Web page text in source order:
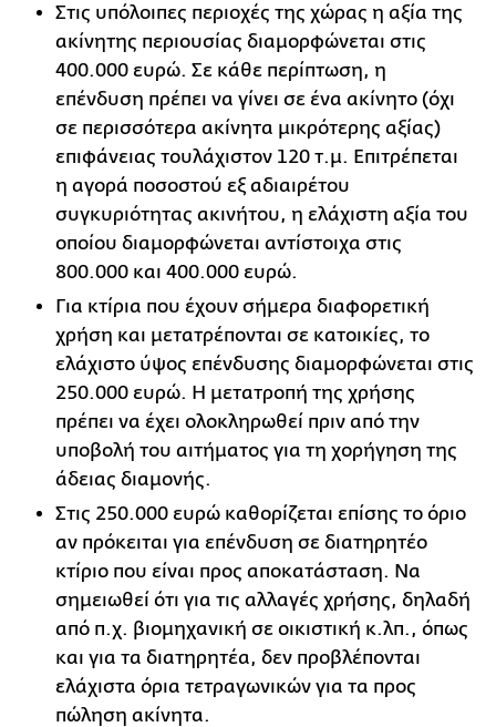
Στις υπόλοιπες περιοχές της χώρας η αξία της
ακίνητης περιουσίας διαμορφώνεται στις
400.000 ευρώ. Σε κάθε περίπτωση, η
επένδυση πρέπει να γίνει σε ένα ακίνητο (όχι
σε περισσότερα ακίνητα μικρότερης αξίας)
επιφάνειας τουλάχιστον 120 τ.μ. Επιτρέπεται
η αγορά ποσοστού εξ αδιαιρέτου
συγκυριότητας ακινήτου, η ελάχιστη αξία του
οποίου διαμορφώνεται αντίστοιχα στις
800.000 και 400.000 ευρώ.
Για κτίρια που έχουν σήμερα διαφορετική
χρήση και μετατρέπονται σε κατοικίες, το
ελάχιστο ύψος επένδυσης διαμορφώνεται στις
250.000 ευρώ. Η μετατροπή της χρήσης
πρέπει να έχει ολοκληρωθεί πριν από την
υποβολή του αιτήματος για τη χορήγηση της
άδειας διαμονής.
Στις 250.000 ευρώ καθορίζεται επίσης το όριο
αν πρόκειται για επένδυση σε διατηρητέο
κτίριο που είναι προς αποκατάσταση. Να
σημειωθεί ότι για τις αλλαγές χρήσης, δηλαδή
από π.χ. βιομηχανική σε οικιστική κ.λπ., όπως
και για τα διατηρητέα, δεν προβλέπονται
ελάχιστα όρια τετραγωνικών για τα προς
πώληση ακίνητα.